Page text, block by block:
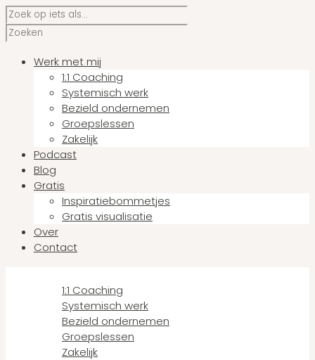
Werk met mij
1:1 Coaching
Systemisch werk
Bezield ondernemen
Groepslessen
Zakelijk
Podcast
Blog
Gratis
Inspiratiebommetjes
Gratis visualisatie
Over
Contact
1:1 Coaching
Systemisch werk
Bezield ondernemen
Groepslessen
Zakelijk